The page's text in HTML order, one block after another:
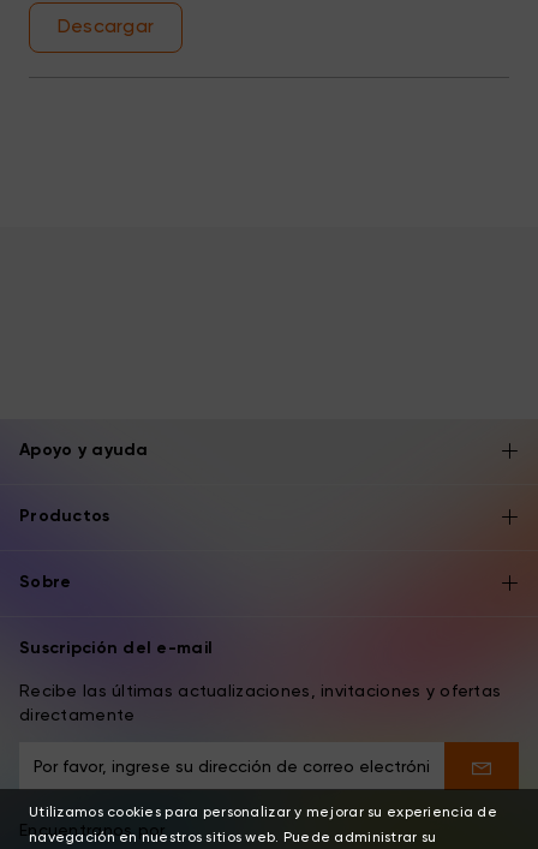
Descargar
Apoyo y ayuda
Productos
Sobre
Suscripción del e-mail
Recibe las últimas actualizaciones, invitaciones y ofertas
directamente
Encuentranos por
Utilizamos cookies para personalizar y mejorar su experiencia de
navegación en nuestros sitios web. Puede administrar su